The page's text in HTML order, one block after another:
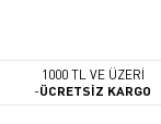
1000 TL VE ÜZERİ
-ÜCRETSİZ KARGO